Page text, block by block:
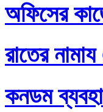
অফিসের
রাতের
কনডম